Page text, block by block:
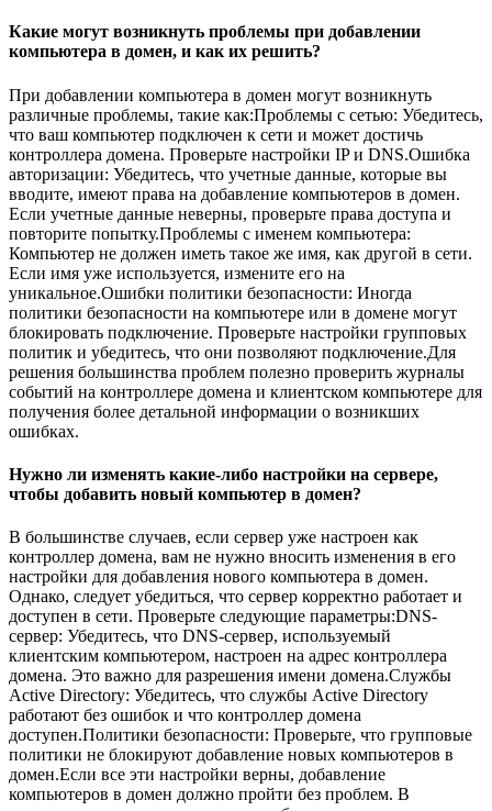
Какие могут возникнуть проблемы при добавлении
компьютера в домен, и как их решить?
При добавлении компьютера в домен могут возникнуть
различные проблемы, такие как:Проблемы с сетью: Убедитесь,
что ваш компьютер подключен к сети и может достичь
контроллера домена. Проверьте настройки IP и DNS.Ошибка
авторизации: Убедитесь, что учетные данные, которые вы
вводите, имеют права на добавление компьютеров в домен.
Если учетные данные неверны, проверьте права доступа и
повторите попытку.Проблемы с именем компьютера:
Компьютер не должен иметь такое же имя, как другой в сети.
Если имя уже используется, измените его на
уникальное.Ошибки политики безопасности: Иногда
политики безопасности на компьютере или в домене могут
блокировать подключение. Проверьте настройки групповых
политик и убедитесь, что они позволяют подключение.Для
решения большинства проблем полезно проверить журналы
событий на контроллере домена и клиентском компьютере для
получения более детальной информации о возникших
ошибках.
Нужно ли изменять какие-либо настройки на сервере,
чтобы добавить новый компьютер в домен?
В большинстве случаев, если сервер уже настроен как
контроллер домена, вам не нужно вносить изменения в его
настройки для добавления нового компьютера в домен.
Однако, следует убедиться, что сервер корректно работает и
доступен в сети. Проверьте следующие параметры:DNS-
сервер: Убедитесь, что DNS-сервер, используемый
клиентским компьютером, настроен на адрес контроллера
домена. Это важно для разрешения имени домена.Службы
Active Directory: Убедитесь, что службы Active Directory
работают без ошибок и что контроллер домена
доступен.Политики безопасности: Проверьте, что групповые
политики не блокируют добавление новых компьютеров в
домен.Если все эти настройки верны, добавление
компьютеров в домен должно пройти без проблем. В